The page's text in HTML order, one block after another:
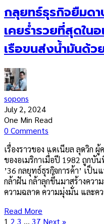
กลุยทธ์ธุรกิจยืมด
เคยร่ำรวยที่สุดใน
เรือขนส่งน้ำมันด้ว
sopons
July 2, 2024
One Min Read
0 Comments
เรื่องราวของ แดเนียล ลุดวิก
ของอเมริกาเมื่อปี 1982 ถูกบั
’36 กลยุทธ์ธุรกิจการค้า’ เป็
กล้าฝัน กล้าลุกขึ้นมาสร้างควา
ความฉลาด ความมุ่งมั่น และค
Read More
1 2 3 … 37 Next »